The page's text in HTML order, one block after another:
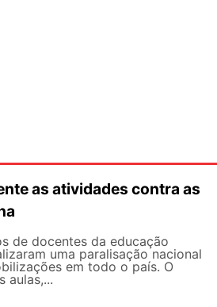
as atividades contra as
de docentes da educação
uma paralisação nacional
em todo o país. O
aulas,...